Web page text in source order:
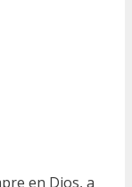
en Dios, a